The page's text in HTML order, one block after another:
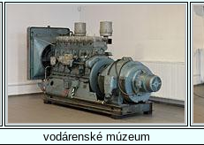
vodárenské múzeum